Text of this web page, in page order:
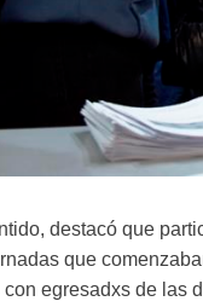
destacó que
que
con egresadxs de las